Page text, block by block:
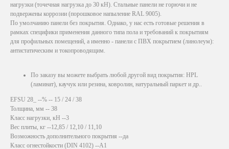
нагрузки (точечная нагрузка до 30 кН). Стальные панели не горючи и не
подвержены коррозии (порошковое напыление RAL 9005).
По умолчанию панели без покрытия. Однако, у нас есть готовые решения в
рамках специфики применения данного типа пола и требований к покрытиям
для профильных помещений, а именно - панели с ПВХ покрытием (линолеум):
антистатическим и токопроводящим.
По заказу вы можете выбрать любой другой вид покрытия: HPL
(ламинат), каучук или резина, ковролин, натуральный паркет и др..
EFSU 28_ --% -- 15 / 24 / 38
Толщина, мм -- 38
Класс нагрузки, кН --3
Вес плиты, кг --12,85 / 12,10 / 11,10
Возможность дополнительного покрытия --да
Класс огнестойкости (DIN 4102) --А1